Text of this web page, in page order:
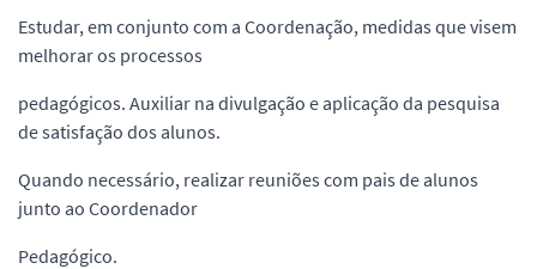
Estudar, em conjunto com a Coordenação, medidas que visem
melhorar os processos
pedagógicos. Auxiliar na divulgação e aplicação da pesquisa
de satisfação dos alunos.
Quando necessário, realizar reuniões com pais de alunos
junto ao Coordenador
Pedagógico.